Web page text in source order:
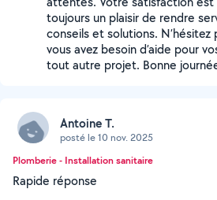
toujours un plaisir de rendre
conseils et solutions.
vous avez besoin d’aide pour
tout autre projet. Bonne
Antoine T.
posté le 10 nov. 2025
Plomberie - Installation sanitaire
Rapide réponse